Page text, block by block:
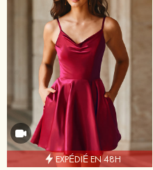
EXPÉDIÉ EN 48H